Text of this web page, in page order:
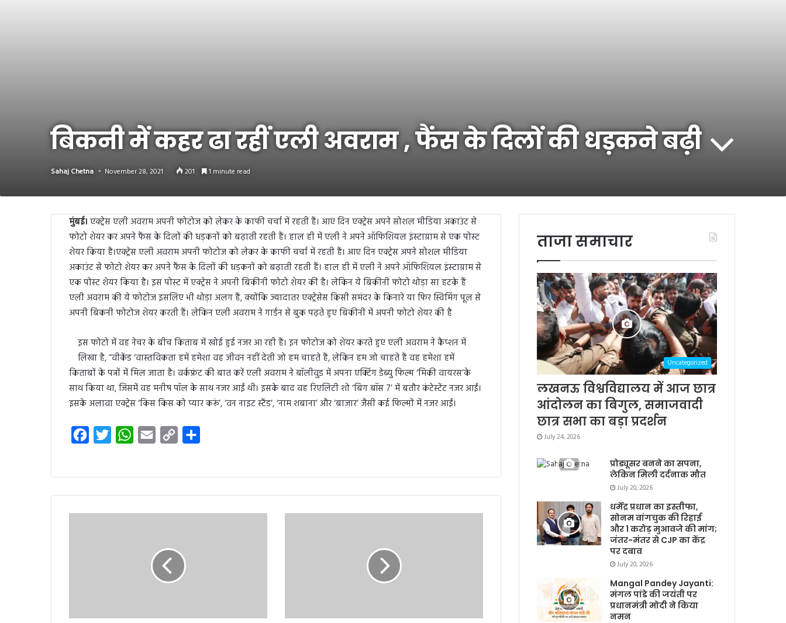
बिकनी में कहर ढा रहीं एली अवराम , फैंस के दिलों की धड़कने बढ़ी
Sahaj Chetna November 28, 2021 201 1 minute read
मुंबई। एक्ट्रेस एली अवराम अपनी फोटोज को लेकर के काफी चर्चा में रहती हैं। आए दिन एक्ट्रेस अपने सोशल मीडिया अकाउंट से
फोटो शेयर कर अपने फैंस के दिलों की धड़कनों को बढ़ाती रहती हैं। हाल ही में एली ने अपने ऑफिशियल इंस्टाग्राम से एक पोस्ट
शेयर किया है।एक्ट्रेस एली अवराम अपनी फोटोज को लेकर के काफी चर्चा में रहती हैं। आए दिन एक्ट्रेस अपने सोशल मीडिया
अकाउंट से फोटो शेयर कर अपने फैंस के दिलों की धड़कनों को बढ़ाती रहती हैं। हाल ही में एली ने अपने ऑफिशियल इंस्टाग्राम से
एक पोस्ट शेयर किया है। इस पोस्ट में एक्ट्रेस ने अपनी बिकीनी फोटो शेयर की है। लेकिन ये बिकीनी फोटो थोड़ा सा हटके हैं
एली अवराम की ये फोटोज इसलिए भी थोड़ा अलग हैं, क्योंकि ज्यादातर एक्ट्रेसेस किसी समंदर के किनारे या फिर स्विमिंग पूल से
अपनी बिकनी फोटोज शेयर करती हैं। लेकिन एली अवराम ने गार्डन से बुक पढ़ते हुए बिकीनी में अपनी फोटो शेयर की है
इस फोटो में वह नेचर के बीच किताब में खोई हुई नजर आ रही हैं। इन फोटोज को शेयर करते हुए एली अवराम ने कैप्शन में
लिखा है, “वीकेंड ‘वास्तविकता हमें हमेशा वह जीवन नहीं देती जो हम चाहते हैं, लेकिन हम जो चाहते हैं वह हमेशा हमें
किताबों के पन्नों में मिल जाता है। वर्कफ्रंट की बात करें एली अवराम ने बॉलीवुड में अपना एक्टिंग डेब्यु फिल्म ‘मिकी वायरस’के
साथ किया था, जिसमें वह मनीष पॉल के साथ नजर आईं थी। इसके बाद वह रिएलिटी शो ‘बिग बॉस 7’ में बतौर कंटेस्टेंट नजर आईं।
इसके अलावा एक्ट्रेस ‘किस किस को प्यार करूं’, ‘वन नाइट स्टैंड’, ‘नाम शबाना’ और ‘बाजार’ जैसी कई फिल्मों में नजर आईं।
W
k
ताजा समाचार
Uncategorized
लखनऊ विश्वविद्यालय में आज छात्र
आंदोलन का बिगुल, समाजवादी
छात्र सभा का बड़ा प्रदर्शन
July 24, 2026
प्रोड्यूसर बनने का सपना,
लेकिन मिली दर्दनाक मौत
July 20, 2026
धर्मेंद्र प्रधान का इस्तीफा,
सोनम वांगचुक की रिहाई
और 1 करोड़ मुआवजे की मांग;
जंतर-मंतर से CJP का केंद्र
पर दबाव
July 20, 2026
Mangal Pandey Jayanti:
मंगल पांडे की जयंती पर
प्रधानमंत्री मोदी ने किया
नमन